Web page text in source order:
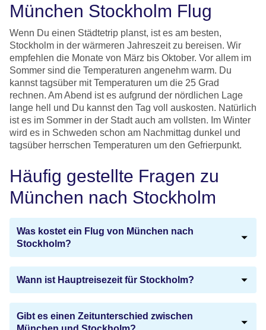
München Stockholm Flug
Wenn Du einen Städtetrip planst, ist es am besten,
Stockholm in der wärmeren Jahreszeit zu bereisen. Wir
empfehlen die Monate von März bis Oktober. Vor allem im
Sommer sind die Temperaturen angenehm warm. Du
kannst tagsüber mit Temperaturen um die 25 Grad
rechnen. Am Abend ist es aufgrund der nördlichen Lage
lange hell und Du kannst den Tag voll auskosten. Natürlich
ist es im Sommer in der Stadt auch am vollsten. Im Winter
wird es in Schweden schon am Nachmittag dunkel und
tagsüber herrschen Temperaturen um den Gefrierpunkt.
Häufig gestellte Fragen zu
München nach Stockholm
Was kostet ein Flug von München nach
Stockholm?
Wann ist Hauptreisezeit für Stockholm?
Gibt es einen Zeitunterschied zwischen